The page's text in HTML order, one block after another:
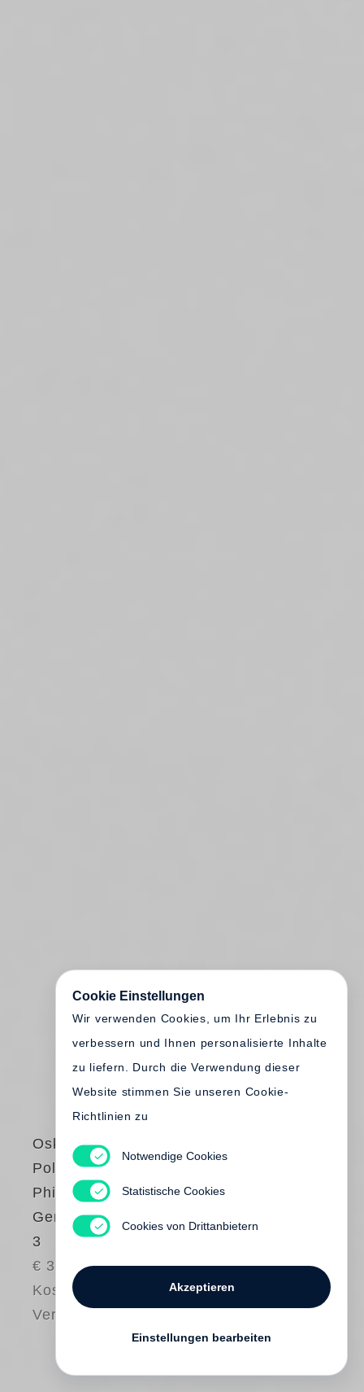
Oskar Negt
Politische
Philosophie des
Gemeinsinns Band
3
€ 38.00
Kostenloser
Versand
Cookie Einstellungen
Wir verwenden Cookies, um Ihr Erlebnis zu
verbessern und Ihnen personalisierte Inhalte
zu liefern. Durch die Verwendung dieser
Website stimmen Sie unseren Cookie-
Richtlinien zu
Notwendige Cookies
Statistische Cookies
Cookies von Drittanbietern
Akzeptieren
Einstellungen bearbeiten